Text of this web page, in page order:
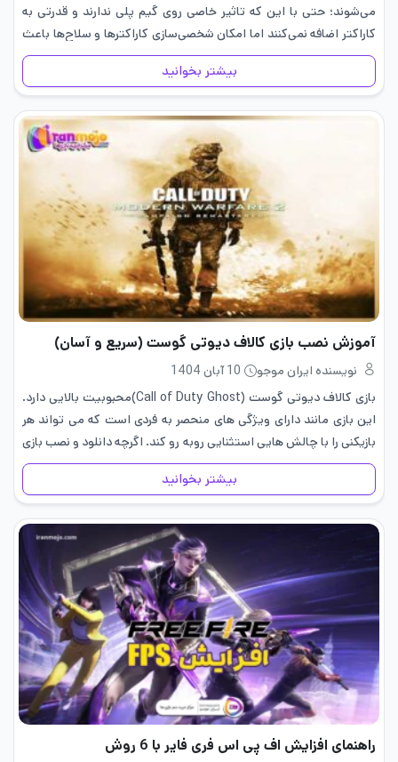
می‌شوند؛ حتی با این که تاثیر خاصی روی گیم پلی ندارند و قدرتی به
کاراکتر اضافه نمی‌کنند اما امکان شخصی‌سازی کاراکترها و سلاح‌ها باعث
می‌شود تا کاراکتری منحصر به فرد…
بیشتر بخوانید
آموزش نصب بازی کالاف دیوتی گوست (سریع و آسان)
نویسنده ایران موجو
10 آبان 1404
بازی کالاف دیوتی گوست (Call of Duty Ghost)محبوبیت بالایی دارد.
این بازی مانند دارای ویژگی های منحصر به فردی است که می تواند هر
بازیکنی را با چالش هایی استثنایی روبه رو کند. اگرچه دانلود و نصب بازی
کال اف…
بیشتر بخوانید
راهنمای افزایش اف پی اس فری فایر با 6 روش